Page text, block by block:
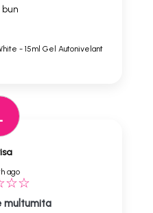
- 15ml Gel Autonivelant
ago
multumita